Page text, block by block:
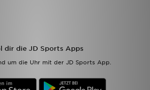
dir die JD Sports Apps
um die Uhr mit der JD Sports App.